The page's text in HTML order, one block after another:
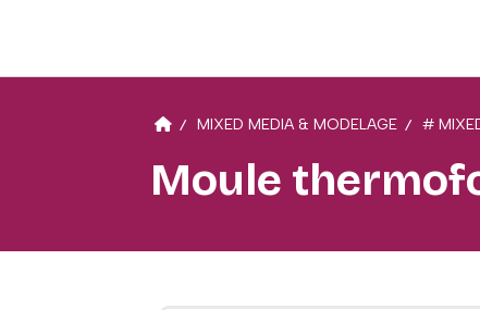
MIXED MEDIA & MODELAGE #
Moule